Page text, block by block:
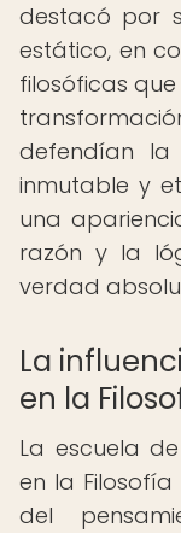
destacó por
estático, en
filosóficas
defendían
inmutable y
una
razón y la
verdad
La
en la
La escuela
en la
del